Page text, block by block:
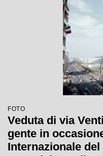
FOTO
Veduta di via
gente in
Internazionale